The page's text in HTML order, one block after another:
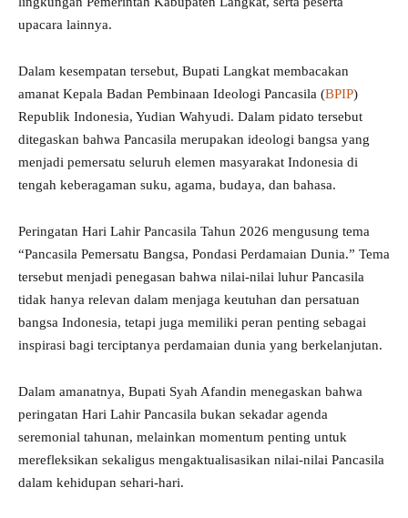
upacara lainnya.
Dalam kesempatan tersebut, Bupati Langkat membacakan
amanat Kepala Badan Pembinaan Ideologi Pancasila (BPIP)
Republik Indonesia, Yudian Wahyudi. Dalam pidato tersebut
ditegaskan bahwa Pancasila merupakan ideologi bangsa yang
menjadi pemersatu seluruh elemen masyarakat Indonesia di
tengah keberagaman suku, agama, budaya, dan bahasa.
Peringatan Hari Lahir Pancasila Tahun 2026 mengusung tema
“Pancasila Pemersatu Bangsa, Pondasi Perdamaian Dunia.” Tema
tersebut menjadi penegasan bahwa nilai-nilai luhur Pancasila
tidak hanya relevan dalam menjaga keutuhan dan persatuan
bangsa Indonesia, tetapi juga memiliki peran penting sebagai
inspirasi bagi terciptanya perdamaian dunia yang berkelanjutan.
Dalam amanatnya, Bupati Syah Afandin menegaskan bahwa
peringatan Hari Lahir Pancasila bukan sekadar agenda
seremonial tahunan, melainkan momentum penting untuk
merefleksikan sekaligus mengaktualisasikan nilai-nilai Pancasila
dalam kehidupan sehari-hari.